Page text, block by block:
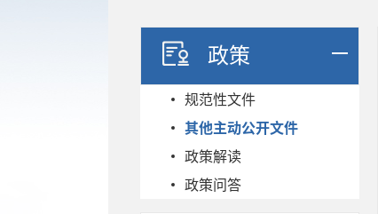
政策
规范性文件
其他主动公开文件
政策解读
政策问答